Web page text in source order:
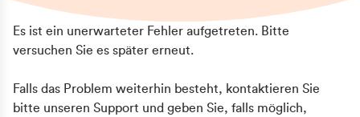
Es ist ein unerwarteter Fehler aufgetreten. Bitte
versuchen Sie es später erneut.
Falls das Problem weiterhin besteht, kontaktieren Sie
bitte unseren Support und geben Sie, falls möglich,